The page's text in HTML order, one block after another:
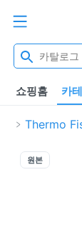
쇼핑홈 카
Thermo
원본